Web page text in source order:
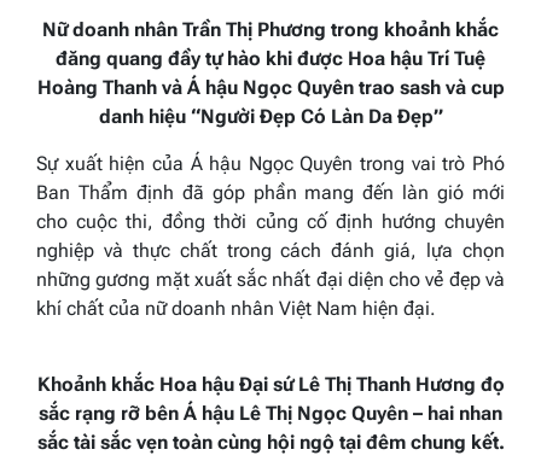
Nữ doanh nhân Trần Thị Phương trong khoảnh khắc
đăng quang đầy tự hào khi được Hoa hậu Trí Tuệ
Hoàng Thanh và Á hậu Ngọc Quyên trao sash và cup
danh hiệu “Người Đẹp Có Làn Da Đẹp”
Sự xuất hiện của Á hậu Ngọc Quyên trong vai trò Phó
Ban Thẩm định đã góp phần mang đến làn gió mới
cho cuộc thi, đồng thời củng cố định hướng chuyên
nghiệp và thực chất trong cách đánh giá, lựa chọn
những gương mặt xuất sắc nhất đại diện cho vẻ đẹp và
khí chất của nữ doanh nhân Việt Nam hiện đại.
Khoảnh khắc Hoa hậu Đại sứ Lê Thị Thanh Hương đọ
sắc rạng rỡ bên Á hậu Lê Thị Ngọc Quyên – hai nhan
sắc tài sắc vẹn toàn cùng hội ngộ tại đêm chung kết.